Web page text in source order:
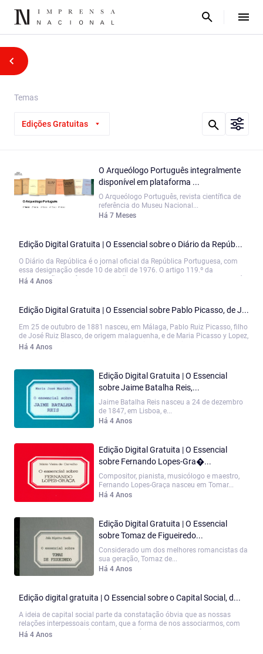
Temas
Edições Gratuitas
O Arqueólogo Português integralmente
disponível em plataforma ...
O Arqueólogo Português, revista científica de
referência do Museu Nacional...
Há 7 Meses
Edição Digital Gratuita | O Essencial sobre o Diário da Repúb...
O Diário da República é o jornal oficial da República Portuguesa, com
essa designação desde 10 de abril de 1976. O artigo 119.º da
Constituição prevê os atos que são publicados no jornal oficial. Através
portuguesa. A falta de publicidade desses atos gera, nos termos da lei
fundamental, a ineficácia jurídica, considerando o direito dos cidadãos
de conhecerem as normas...
Há 4 Anos
Edição Digital Gratuita | O Essencial sobre Pablo Picasso, de J...
Em 25 de outubro de 1881 nasceu, em Málaga, Pablo Ruiz Picasso, filho
de José Ruiz Blasco, de origem malaguenha, e de Maria Picasso y Lopez,
de distante raiz genovesa pelo pai — cujo nome mais sonante ele
Municipal. O jeito precoce de Pablito foi encorajado por ele e, quando,
em 1891, José Ruiz se mudou com a família...
Há 4 Anos
Edição Digital Gratuita | O Essencial
sobre Jaime Batalha Reis,...
Jaime Batalha Reis nasceu a 24 de dezembro
de 1847, em Lisboa, e...
Há 4 Anos
Edição Digital Gratuita | O Essencial
sobre Fernando Lopes-Gra�...
Compositor, pianista, musicólogo e maestro,
Fernando Lopes-Graça nasceu em Tomar...
Há 4 Anos
Edição Digital Gratuita | O Essencial
sobre Tomaz de Figueiredo...
Considerado um dos melhores romancistas da
sua geração, Tomaz de...
Há 4 Anos
Edição digital gratuita | O Essencial sobre o Capital Social, d...
A ideia de capital social parte da constatação óbvia que as nossas
relações interpessoais contam, que a forma de nos associarmos, com
quem, onde e para quê, tem uma influência decisiva na nossa vida, na
Há 4 Anos